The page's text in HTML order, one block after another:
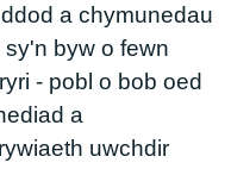
a chymunedau
sy'n byw o fewn
- pobl o bob oed
a
uwchdir